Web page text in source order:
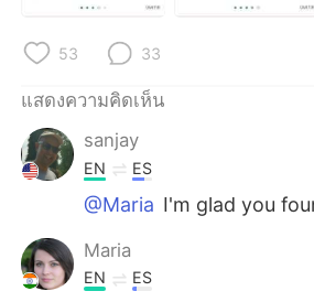
53 33
แสดงความคิดเห็น
sanjay
EN ES
@Maria I'm glad you
Maria
EN ES